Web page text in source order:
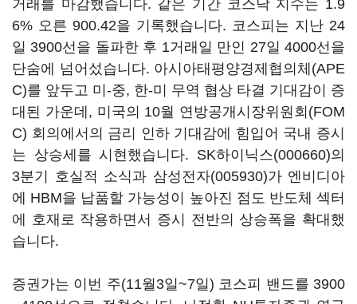
거래를 마감했습니다. 같은 기간 코스닥 지수는 1.9
6% 오른 900.42을 기록했습니다. 코스피는 지난 24
일 3900선을 돌파한 후 1거래일 만인 27일 4000선을
단숨에 넘어섰습니다. 아시아태평양경제협의체(APE
C)를 앞두고 미-중, 한-미 무역 협상 타결 기대감이 증
대된 가운데, 미국의 10월 연방공개시장위원회(FOM
C) 회의에서의 금리 인하 기대감에 힘입어 국내 증시
는 상승세를 시현했습니다. SK하이닉스(000660)의
3분기 호실적 소식과 삼성전자(005930)가 엔비디아
에 HBM을 납품할 가능성이 높아진 점도 반도체 섹터
에 호재로 작용하면서 증시 전반의 상승폭을 확대했
습니다.
증권가는 이번 주(11월3일~7일) 코스피 밴드를 3900